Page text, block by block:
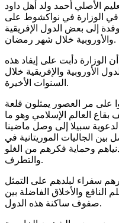
الأصلي أحمد ولد أهل داود
في الوزارة في نواكشوط على
إلى بعض الدول الإفريقية
والأوروبية خلال شهر رمضان.
الوزارة دأبت على إيفاد هذه
الأوروبية والإفريقية خلال
السنوات الأخيرة.
على مر العصور يمثلون قلعة
العالم الإسلامي وهو ما
الدعوية سبيلا إلى وصل ماضينا
الجاليات الموريتانية في
وحماية فكرهم من الغلو
والتطرف.
سفراء لبلدهم على التمثل
والأخلاق الفاضلة بين
صفوف ساكنة هذه الدول.